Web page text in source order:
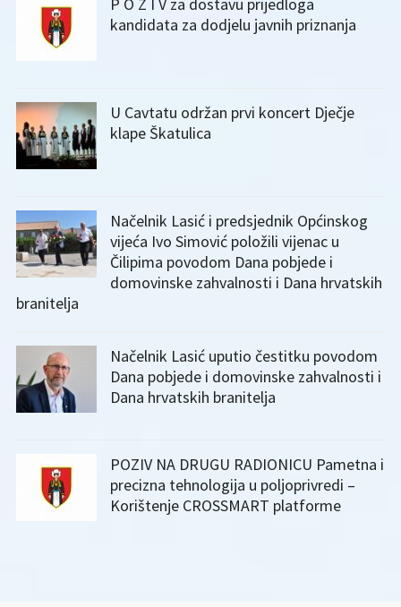
kandidata za dodjelu javnih priznanja
U Cavtatu održan prvi koncert Dječje
klape Škatulica
Načelnik Lasić i predsjednik Općinskog
vijeća Ivo Simović položili vijenac u
Čilipima povodom Dana pobjede i
domovinske zahvalnosti i Dana hrvatskih
branitelja
Načelnik Lasić uputio čestitku povodom
Dana pobjede i domovinske zahvalnosti i
Dana hrvatskih branitelja
POZIV NA DRUGU RADIONICU Pametna i
precizna tehnologija u poljoprivredi –
Korištenje CROSSMART platforme